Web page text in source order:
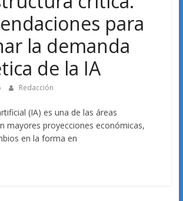
para
la demanda
de la IA
Redacción
(IA) es una de las áreas
mayores proyecciones económicas,
en la forma en